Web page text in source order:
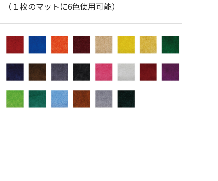
（１枚のマットに6色使用可能）